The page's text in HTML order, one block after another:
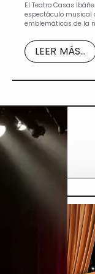
El Teatro Casas
espectáculo musical
emblemáticas de la
LEER MÁS...